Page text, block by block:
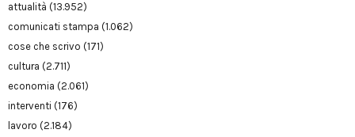
attualità (13.952)
comunicati stampa (1.062)
cose che scrivo (171)
cultura (2.711)
economia (2.061)
interventi (176)
lavoro (2.184)